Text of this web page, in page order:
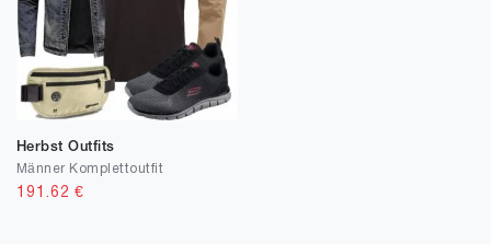
Herbst Outfits
Männer Komplettoutfit
191.62 €